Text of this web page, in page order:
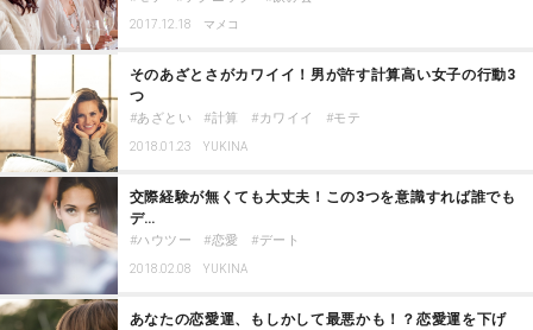
2017.12.18 マメコ
そのあざとさがカワイイ！男が許す計算高い女子の行動3
つ
あざとい 計算 カワイイ モテ
2018.01.23 YUKINA
交際経験が無くても大丈夫！この3つを意識すれば誰でも
デ…
ハウツー 恋愛 デート
2018.02.08 YUKINA
あなたの恋愛運、もしかして最悪かも！？恋愛運を下げ